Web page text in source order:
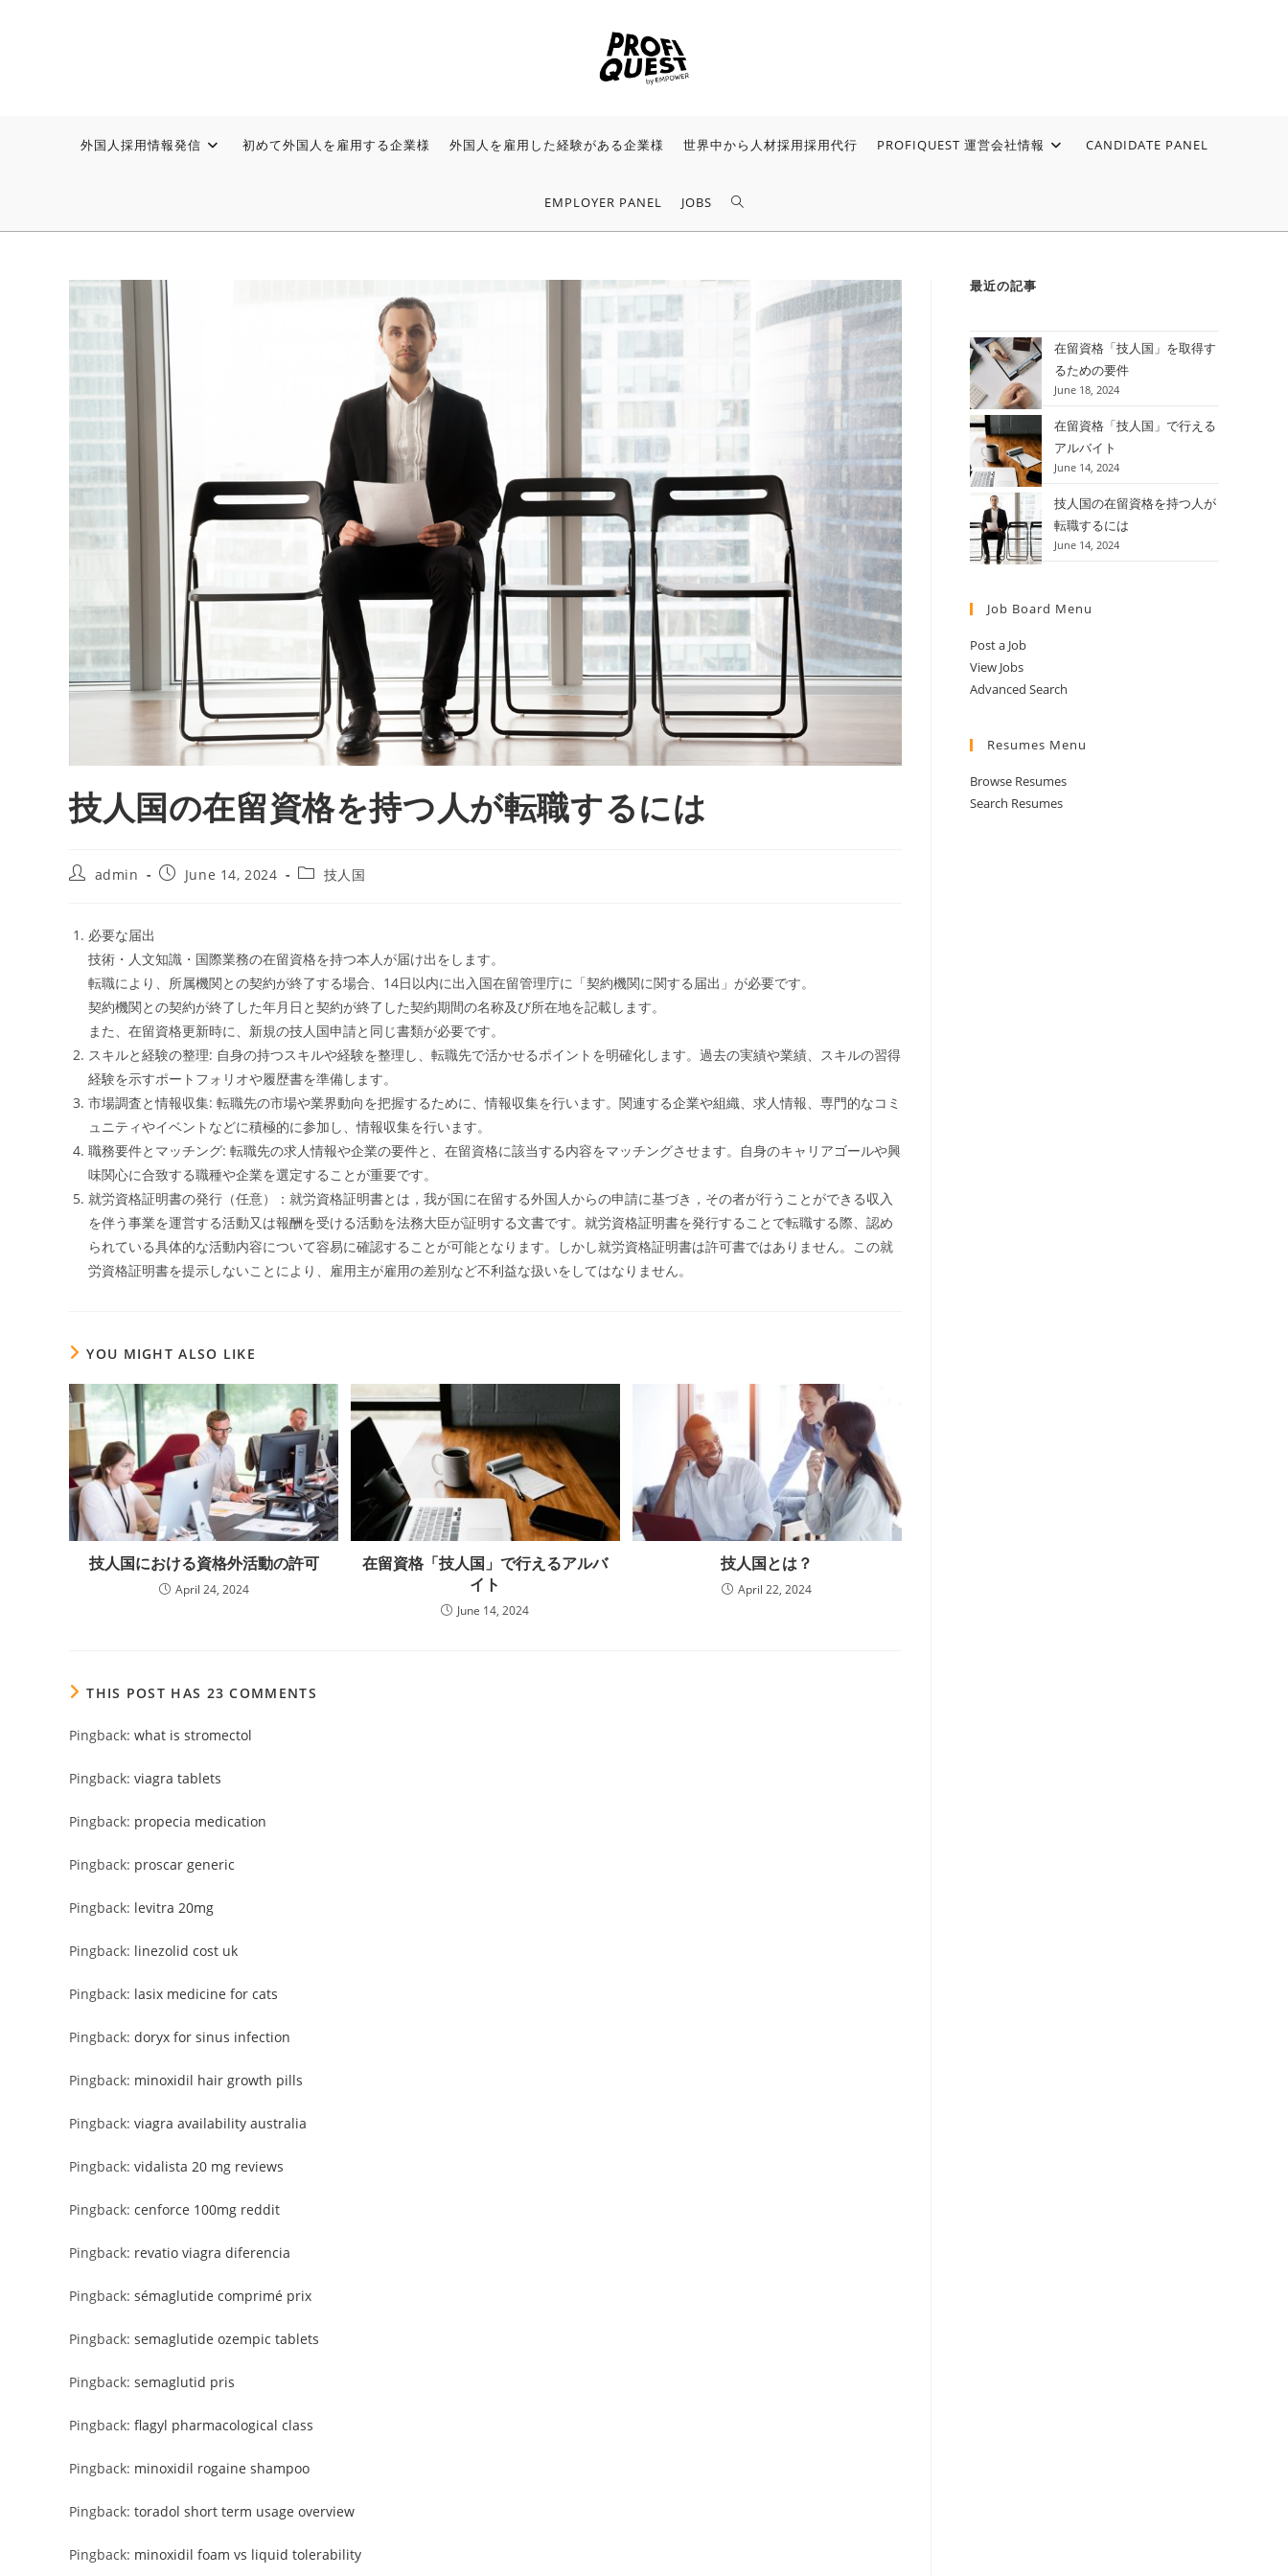
外国人採用情報発信 初めて外国人を雇用する企業様 外国人を雇用した経験がある企業様 世界中から人材採用採用代行 PROFIQUEST 運営会社情報 CANDIDATE PANEL
EMPLOYER PANEL JOBS
技人国の在留資格を持つ人が転職するには
admin June 14, 2024 技人国
必要な届出
技術・人文知識・国際業務の在留資格を持つ本人が届け出をします。
転職により、所属機関との契約が終了する場合、14日以内に出入国在留管理庁に「契約機関に関する届出」が必要です。
契約機関との契約が終了した年月日と契約が終了した契約期間の名称及び所在地を記載します。
また、在留資格更新時に、新規の技人国申請と同じ書類が必要です。
スキルと経験の整理: 自身の持つスキルや経験を整理し、転職先で活かせるポイントを明確化します。過去の実績や業績、スキルの習得
経験を示すポートフォリオや履歴書を準備します。
市場調査と情報収集: 転職先の市場や業界動向を把握するために、情報収集を行います。関連する企業や組織、求人情報、専門的なコミ
ュニティやイベントなどに積極的に参加し、情報収集を行います。
職務要件とマッチング: 転職先の求人情報や企業の要件と、在留資格に該当する内容をマッチングさせます。自身のキャリアゴールや興
味関心に合致する職種や企業を選定することが重要です。
就労資格証明書の発行（任意）：就労資格証明書とは，我が国に在留する外国人からの申請に基づき，その者が行うことができる収入
を伴う事業を運営する活動又は報酬を受ける活動を法務大臣が証明する文書です。就労資格証明書を発行することで転職する際、認め
られている具体的な活動内容について容易に確認することが可能となります。しかし就労資格証明書は許可書ではありません。この就
労資格証明書を提示しないことにより、雇用主が雇用の差別など不利益な扱いをしてはなりません。
YOU MIGHT ALSO LIKE
技人国における資格外活動の許可
April 24, 2024
在留資格「技人国」で行えるアルバ
イト
June 14, 2024
技人国とは？
April 22, 2024
THIS POST HAS 23 COMMENTS
Pingback: what is stromectol
Pingback: viagra tablets
Pingback: propecia medication
Pingback: proscar generic
Pingback: levitra 20mg
Pingback: linezolid cost uk
Pingback: lasix medicine for cats
Pingback: doryx for sinus infection
Pingback: minoxidil hair growth pills
Pingback: viagra availability australia
Pingback: vidalista 20 mg reviews
Pingback: cenforce 100mg reddit
Pingback: revatio viagra diferencia
Pingback: sémaglutide comprimé prix
Pingback: semaglutide ozempic tablets
Pingback: semaglutid pris
Pingback: flagyl pharmacological class
Pingback: minoxidil rogaine shampoo
Pingback: toradol short term usage overview
Pingback: minoxidil foam vs liquid tolerability
最近の記事
在留資格「技人国」を取得す
るための要件
June 18, 2024
在留資格「技人国」で行える
アルバイト
June 14, 2024
技人国の在留資格を持つ人が
転職するには
June 14, 2024
Job Board Menu
Post a Job
View Jobs
Advanced Search
Resumes Menu
Browse Resumes
Search Resumes